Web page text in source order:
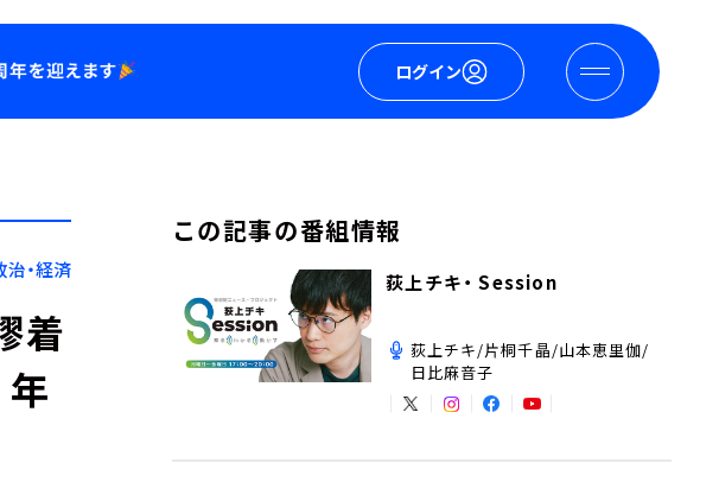
ログイン
治・経済
着
この記事の番組情報
荻上チキ・ Session
荻上チキ/片桐千晶/山本恵里伽/
日比麻音子